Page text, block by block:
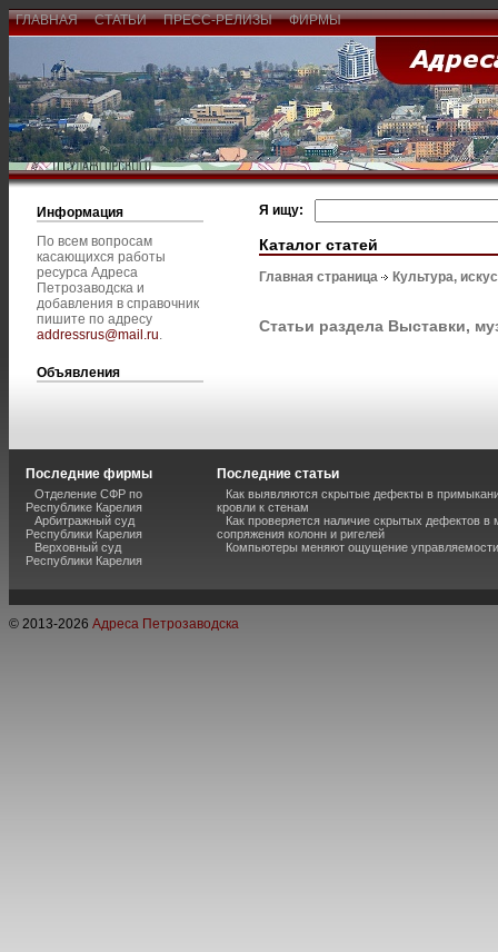
ГЛАВНАЯ СТАТЬИ ПРЕСС-РЕЛИЗЫ ФИРМЫ
Информация
По всем вопросам
касающихся работы
ресурса Адреса
Петрозаводска и
добавления в справочник
пишите по адресу
addressrus@mail.ru.
Объявления
Я ищу:
Каталог статей
Главная страница Культура,
Статьи раздела Выставки,
Последние фирмы
Отделение СФР по
Республике Карелия
Арбитражный суд
Республики Карелия
Верховный суд
Республики Карелия
Последние статьи
Как выявляются скрытые дефекты в
кровли к стенам
Как проверяется наличие скрытых дефектов в
сопряжения колонн и ригелей
Компьютеры меняют ощущение управляемости
© 2013-2026 Адреса Петрозаводска